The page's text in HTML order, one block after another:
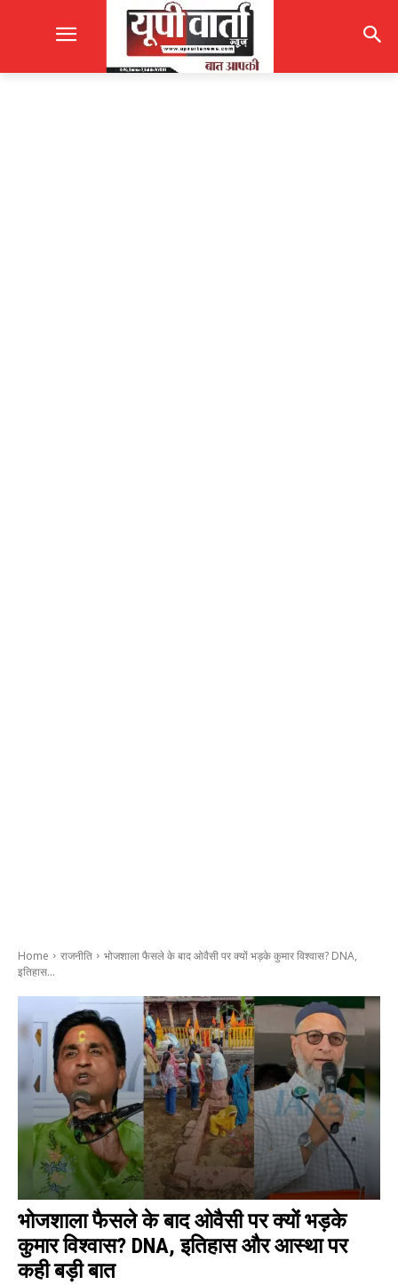
Home राजनीति
भोजशाला फैसले के बाद ओवैसी पर क्यों भड़के कुमार विश्वास? DNA,
इतिहास...
भोजशाला फैसले के बाद ओवैसी पर क्यों भड़के
कुमार विश्वास? DNA, इतिहास और आस्था पर
कही बड़ी बात